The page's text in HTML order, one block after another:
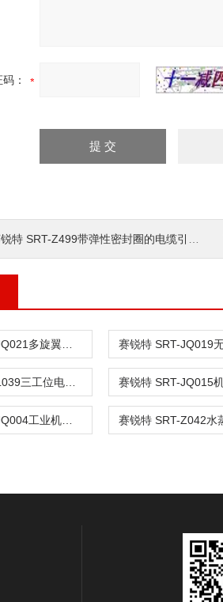
：
特 SRT-Z499带弹性密封圈的电缆引入装置和导管密封装置